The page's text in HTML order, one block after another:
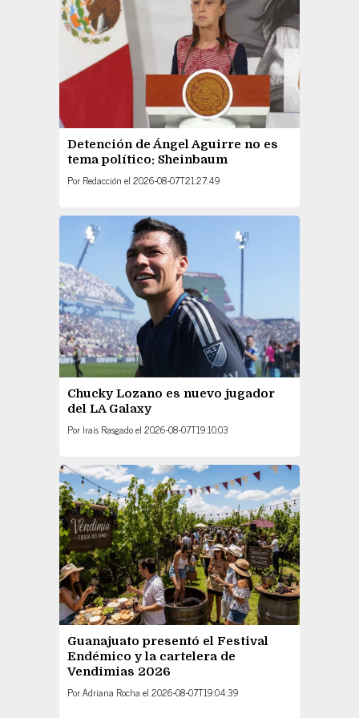
Detención de Ángel Aguirre no es
tema político: Sheinbaum
Por Redacción el 2026-08-07T21:27:49
Chucky Lozano es nuevo jugador
del LA Galaxy
Por Irais Rasgadoel 2026-08-07T19:10:03
Guanajuato presentó el Festival
Endémico y la cartelera de
Vendimias 2026
PorAdriana Rocha el 2026-08-07T19:04:39